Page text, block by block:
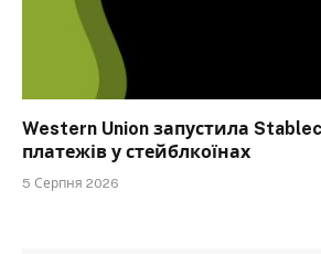
Western Union запустила
платежів у стейблкоїнах
5 Серпня 2026